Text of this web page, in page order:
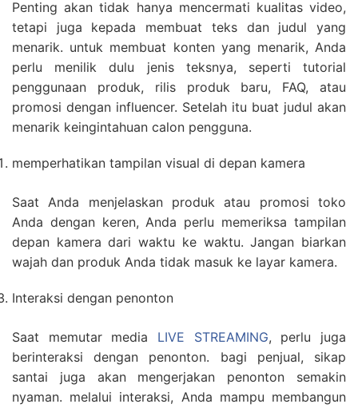
Penting akan tidak hanya mencermati kualitas video,
tetapi juga kepada membuat teks dan judul yang
menarik. untuk membuat konten yang menarik, Anda
perlu menilik dulu jenis teksnya, seperti tutorial
penggunaan produk, rilis produk baru, FAQ, atau
promosi dengan influencer. Setelah itu buat judul akan
menarik keingintahuan calon pengguna.
memperhatikan tampilan visual di depan kamera
Saat Anda menjelaskan produk atau promosi toko
Anda dengan keren, Anda perlu memeriksa tampilan
depan kamera dari waktu ke waktu. Jangan biarkan
wajah dan produk Anda tidak masuk ke layar kamera.
Interaksi dengan penonton
Saat memutar media LIVE STREAMING, perlu juga
berinteraksi dengan penonton. bagi penjual, sikap
santai juga akan mengerjakan penonton semakin
nyaman. melalui interaksi, Anda mampu membangun